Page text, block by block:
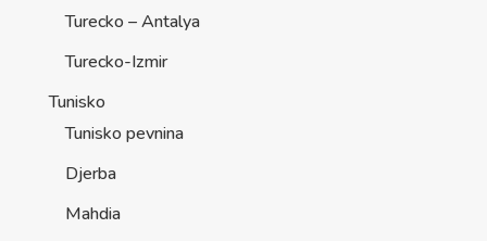
Turecko – Antalya
Turecko-Izmir
Tunisko
Tunisko pevnina
Djerba
Mahdia